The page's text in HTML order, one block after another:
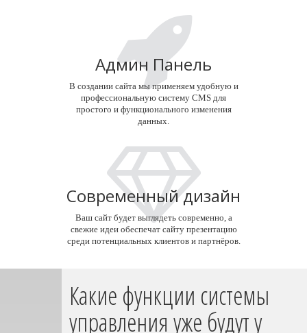
Админ Панель
В создании сайта мы применяем удобную и
профессиональную систему CMS для
простого и функционального изменения
данных.
Современный дизайн
Ваш сайт будет выглядеть современно, а
свежие идеи обеспечат сайту презентацию
среди потенциальных клиентов и партнёров.
Какие функции системы
управления уже будут у